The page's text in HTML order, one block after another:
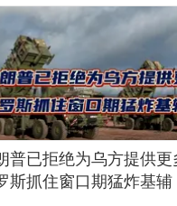
普已拒绝为乌方提供更
斯抓住窗口期猛炸基辅